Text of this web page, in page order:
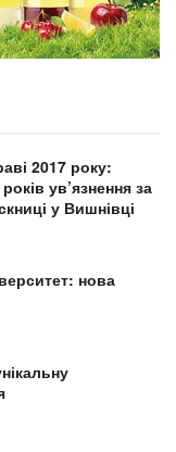
2017 року:
ув’язнення за
у Вишнівці
нова